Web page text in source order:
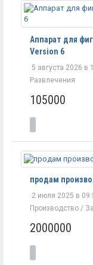
Аппарат для
Version 6
5 августа 2026 в
Развлечения
105000
продам
2 июля 2025 в
Производство /
2000000